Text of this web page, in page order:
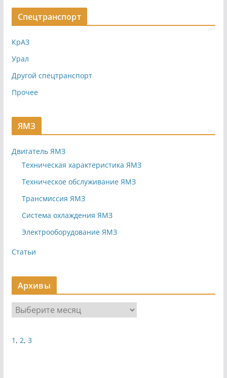
Спецтранспорт
КрАЗ
Урал
Другой спецтранспорт
Прочее
ЯМЗ
Двигатель ЯМЗ
Техническая характеристика ЯМЗ
Техническое обслуживание ЯМЗ
Трансмиссия ЯМЗ
Система охлаждения ЯМЗ
Электрооборудование ЯМЗ
Статьи
Архивы
р
и
1 , 2, 3